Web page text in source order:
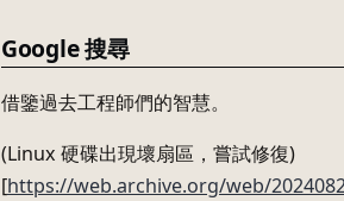
Google 搜尋
借鑒過去工程師們的智慧。
(Linux 硬碟出現壞扇區，嘗試修復)
[https://web.archive.org/web/